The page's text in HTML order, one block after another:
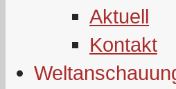
Aktuell
Kontakt